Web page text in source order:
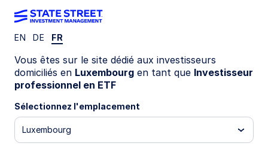
Publications
Filters (
Latest
EN DE FR
Vous êtes sur le site dédié aux investisseurs
domiciliés en Luxembourg en tant que Investisseur
professionnel en ETF
Sélectionnez l'emplacement
Luxembourg